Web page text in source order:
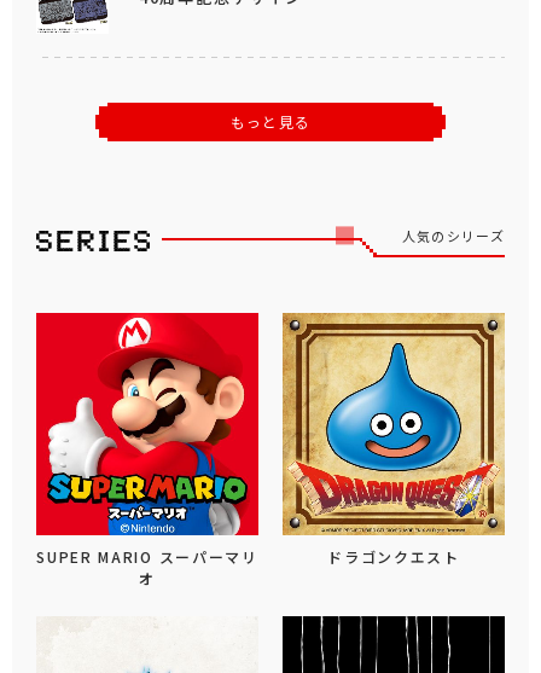
もっと見る
人気のシリーズ
SUPER MARIO スーパーマリ
オ
ドラゴンクエスト